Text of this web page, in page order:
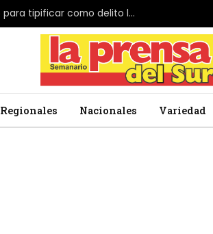
El Parlamento de Japón da el primer paso para tipificar como delito la profanación de la bandera nacional
Regionales Nacionales Variedad